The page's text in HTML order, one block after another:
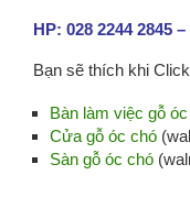
HP: 028 2244 2845
Bạn sẽ thích khi
Bàn làm việc gỗ
Cửa gỗ óc chó
Sàn gỗ óc chó